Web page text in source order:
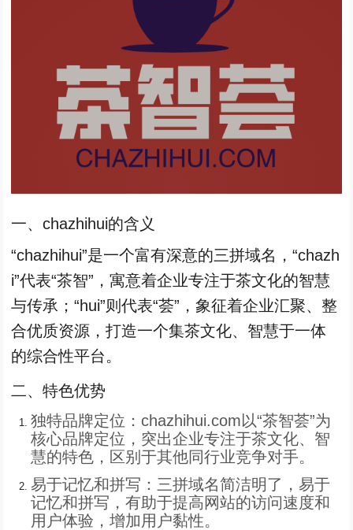
一、chazhihui的含义
“chazhihui”是一个富有深意的三拼域名，“chazh
i”代表“茶智”，寓意着企业专注于茶文化的智慧
与传承；“hui”则代表“荟”，象征着企业汇聚、整
合优质资源，打造一个集茶文化、智慧于一体
的综合性平台。
二、特色优势
独特品牌定位：chazhihui.com以“茶智荟”为
核心品牌定位，突出企业专注于茶文化、智
慧的特色，区别于其他同行业竞争对手。
易于记忆和拼写：三拼域名简洁明了，易于
记忆和拼写，有助于提高网站的访问速度和
用户体验，增加用户黏性。